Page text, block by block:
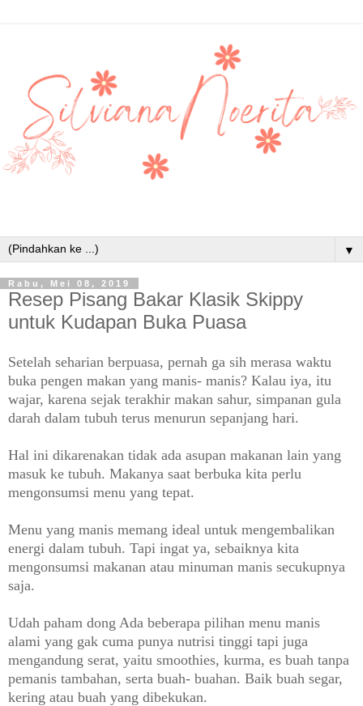
▼
Rabu, Mei 08, 2019
Resep Pisang Bakar Klasik Skippy
untuk Kudapan Buka Puasa
Setelah seharian berpuasa, pernah ga sih merasa waktu
buka pengen makan yang manis- manis? Kalau iya, itu
wajar, karena sejak terakhir makan sahur, simpanan gula
darah dalam tubuh terus menurun sepanjang hari.
Hal ini dikarenakan tidak ada asupan makanan lain yang
masuk ke tubuh. Makanya saat berbuka kita perlu
mengonsumsi menu yang tepat.
Menu yang manis memang ideal untuk mengembalikan
energi dalam tubuh. Tapi ingat ya, sebaiknya kita
mengonsumsi makanan atau minuman manis secukupnya
saja.
Udah paham dong Ada beberapa pilihan menu manis
alami yang gak cuma punya nutrisi tinggi tapi juga
mengandung serat, yaitu smoothies, kurma, es buah tanpa
pemanis tambahan, serta buah- buahan. Baik buah segar,
kering atau buah yang dibekukan.